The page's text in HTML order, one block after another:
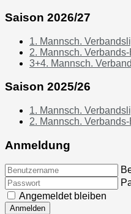
Saison 2026/27
1. Mannsch.
2. Mannsch.
3+4. Mannsch.
Saison 2025/26
1. Mannsch.
2. Mannsch.
Anmeldung
Angemeldet bleiben
Anmelden